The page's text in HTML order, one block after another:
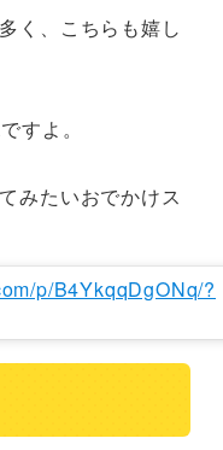
く、こちらも嬉し
すよ。
みたいおでかけス
p/B4YkqqDgONq/?